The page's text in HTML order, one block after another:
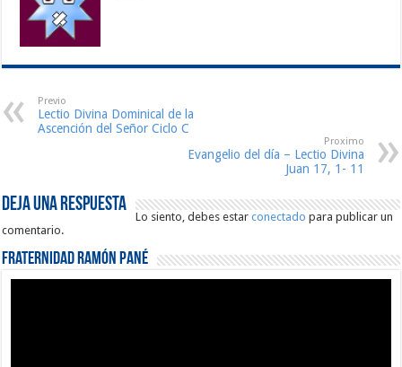
Previo
Lectio Divina Dominical de la
Ascención del Señor Ciclo C
Proximo
Evangelio del día – Lectio Divina
Juan 17, 1- 11
Deja una respuesta
Lo siento, debes estarconectado para publicar un
comentario.
Fraternidad Ramón Pané